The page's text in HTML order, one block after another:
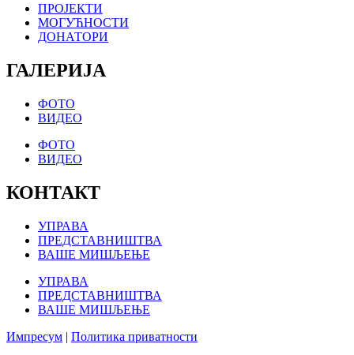
ПРОЈЕКТИ
МОГУЋНОСТИ
ДОНАТОРИ
ГАЛЕРИЈА
ФОТО
ВИДЕО
ФОТО
ВИДЕО
КОНТАКТ
УПРАВА
ПРЕДСТАВНИШТВА
ВАШЕ МИШЉЕЊЕ
УПРАВА
ПРЕДСТАВНИШТВА
ВАШЕ МИШЉЕЊЕ
Импресум | Политика приватности